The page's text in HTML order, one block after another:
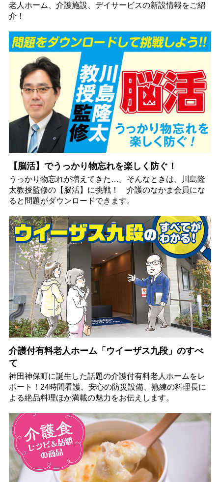
老人ホーム、介護施設、デイサービスの新設情報をご紹
介！
【脳活】でうっかり物忘れを楽しく防ぐ！
うっかり物忘れが増えてきた…。そんなときは、川島隆
太教授監修の【脳活】に挑戦！ 介護のなかま会員にな
ると問題がダウンロードできます。
介護付有料老人ホーム「ウイーザス九段」のすべ
て
神田神保町に誕生した話題の介護付有料老人ホームをレ
ポート！24時間看護、安心の防災設備、熟練の料理長に
よる絶品料理ほか満載の魅力をお伝えします。